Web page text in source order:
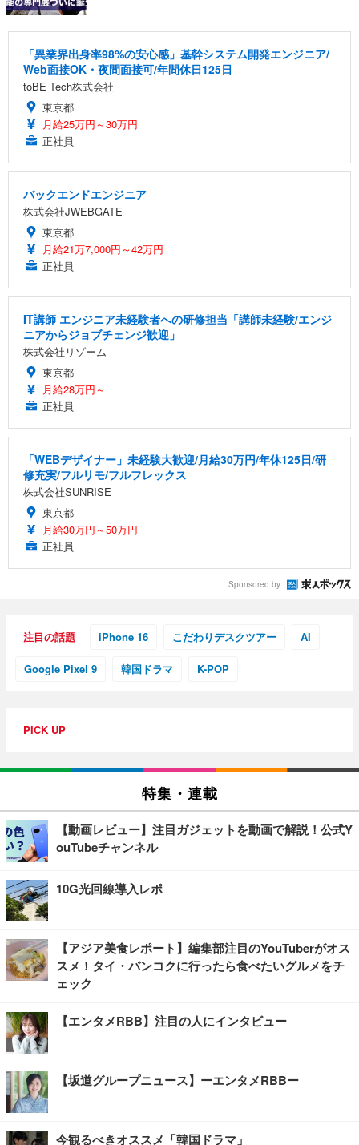
「異業界出身率98%の安心感」基幹システム開発エンジニア/
Web面接OK・夜間面接可/年間休日125日
toBE Tech株式会社
東京都
月給25万円～30万円
正社員
バックエンドエンジニア
株式会社JWEBGATE
東京都
月給21万7,000円～42万円
正社員
IT講師 エンジニア未経験者への研修担当「講師未経験/エンジ
ニアからジョブチェンジ歓迎」
株式会社リゾーム
東京都
月給28万円～
正社員
「WEBデザイナー」未経験大歓迎/月給30万円/年休125日/研
修充実/フルリモ/フルフレックス
株式会社SUNRISE
東京都
月給30万円～50万円
正社員
Sponsored by
注目の話題 iPhone 16 こだわりデスクツアー AI
Google Pixel 9 韓国ドラマ K-POP
PICK UP
特集・連載
【動画レビュー】注目ガジェットを動画で解説！公式Y
ouTubeチャンネル
10G光回線導入レポ
【アジア美食レポート】編集部注目のYouTuberがオス
スメ！タイ・バンコクに行ったら食べたいグルメをチ
ェック
【エンタメRBB】注目の人にインタビュー
【坂道グループニュース】ーエンタメRBBー
今観るべきオススメ「韓国ドラマ」